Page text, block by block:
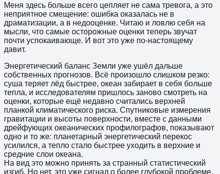
Меня здесь больше всего цепляет не сама тревога, а это
неприятное смещение: ошибка оказалась не в
драматизации, а в недооценке. Читаю и ловлю себя на
мысли, что самые осторожные оценки теперь звучат
почти успокаивающе. И вот это уже по-настоящему
давит.
Энергетический баланс Земли уже ушёл дальше
собственных прогнозов. Всё произошло слишком резко:
суша теряет лёд быстрее, океан забирает в себя больше
тепла, и исследователям пришлось заново смотреть на
оценки, которые ещё недавно считались верхней
планкой климатического риска. Спутниковые измерения
гравитации и высоты поверхности, вместе с данными
дрейфующих океанических профилографов, показывают
одно и то же: планетарный энергетический перекос
усилился, а тепло стало быстрее уходить в верхние и
средние слои океана.
На вид это можно принять за странный статистический
изгиб. Но нет, это уже сигнал о более глубокой проблеме.